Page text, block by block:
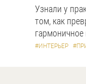
Узнали у
том, как
#ИНТЕРЬЕР